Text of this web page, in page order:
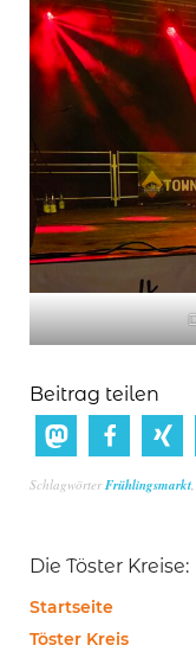
Beitrag teilen
SchlagwörterFrühlingsmarkt
Die Töster Kreise:
Startseite
Töster Kreis